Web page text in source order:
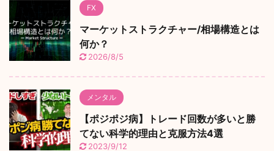
FX
マーケットストラクチャー/相場構造とは
何か？
2026/8/5
メンタル
【ポジポジ病】トレード回数が多いと勝
てない科学的理由と克服方法4選
2023/9/12